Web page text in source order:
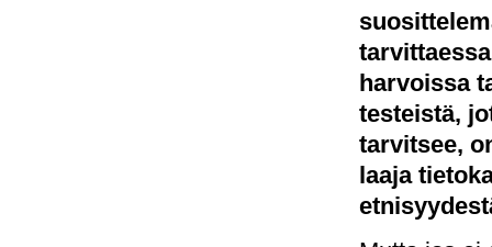
harvoissa
testeistä,
tarvitsee,
laaja